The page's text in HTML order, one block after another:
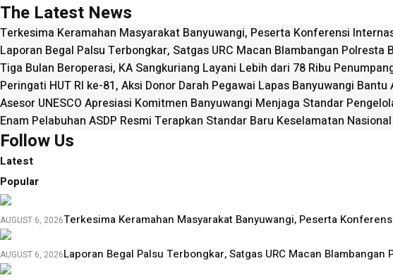
The Latest News
Terkesima Keramahan Masyarakat Banyuwangi, Peserta Konferensi
Laporan Begal Palsu Terbongkar, Satgas URC Macan Blambangan
Tiga Bulan Beroperasi, KA Sangkuriang Layani Lebih dari 78 Ribu
Peringati HUT RI ke-81, Aksi Donor Darah Pegawai Lapas Banyuwangi Bantu
Asesor UNESCO Apresiasi Komitmen Banyuwangi Menjaga Standar
Enam Pelabuhan ASDP Resmi Terapkan Standar Baru Keselamatan Nasional
Follow Us
Latest
Popular
AUGUST 6, 2026Terkesima Keramahan Masyarakat Banyuwangi, Peserta
AUGUST 6, 2026Laporan Begal Palsu Terbongkar, Satgas URC Macan